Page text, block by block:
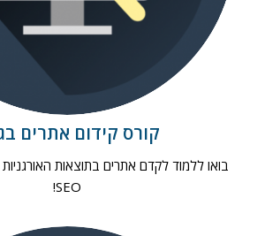
קורס קידום אתרים
בואו ללמוד לקדם אתרים בתוצאות
SEO!